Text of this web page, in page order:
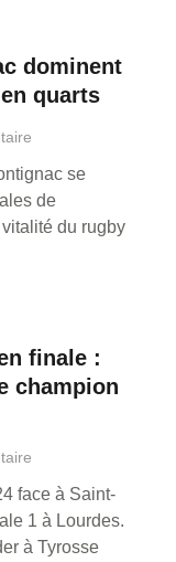
dominent
quarts
se
de
du rugby
finale :
champion
face à Saint-
1 à Lourdes.
à Tyrosse